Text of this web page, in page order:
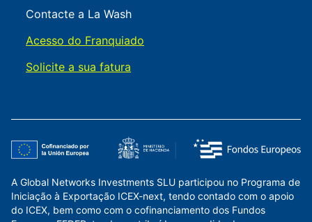
Contacte a La Wash
Acesso do Franquiado
Solicite a sua fatura
A Global Networks Investments SLU participou no Programa de
Iniciação à Exportação ICEX-next, tendo contado com o apoio
do ICEX, bem como com o cofinanciamento dos Fundos